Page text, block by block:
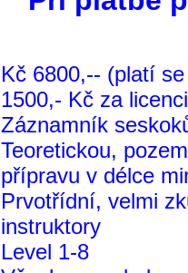
Kč 6800,-- (platí
1500,- Kč za
Záznamník
Teoretickou,
přípravu v délce
Prvotřídní, velmi
instruktory
Level 1-8